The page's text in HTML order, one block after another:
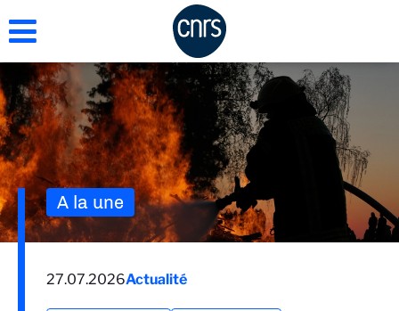
au
principal
A la une
27.07.2026Actualité